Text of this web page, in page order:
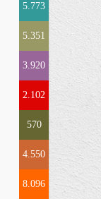
5.773
5.351
3.920
2.102
570
4.550
8.096